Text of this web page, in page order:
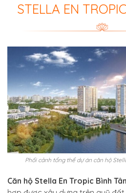
STELLA EN
Phối cảnh tổng thể dự án căn hộ
Căn hộ Stella En Tropic Bình Tân